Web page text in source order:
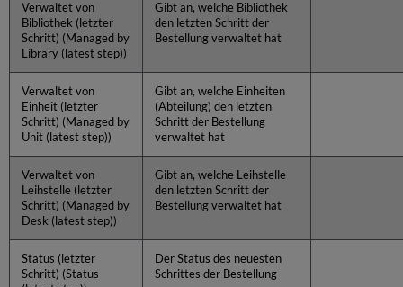
Verwaltet von
Bibliothek (letzter
Schritt) (Managed by
Library (latest step))
Gibt an, welche Bibliothek
den letzten Schritt der
Bestellung verwaltet hat
Verwaltet von
Einheit (letzter
Schritt) (Managed by
Unit (latest step))
Gibt an, welche Einheiten
(Abteilung) den letzten
Schritt der Bestellung
verwaltet hat
Verwaltet von
Leihstelle (letzter
Schritt) (Managed by
Desk (latest step))
Gibt an, welche Leihstelle
den letzten Schritt der
Bestellung verwaltet hat
Status (letzter
Schritt) (Status
Der Status des neuesten
Schrittes der Bestellung